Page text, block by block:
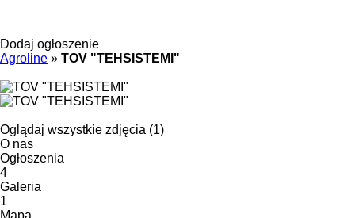
Dodaj ogłoszenie
Agroline » TOV "TEHSISTEMI"
Oglądaj wszystkie zdjęcia (1)
O nas
Ogłoszenia
4
Galeria
1
Mapa